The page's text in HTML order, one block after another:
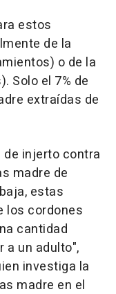
estos
de la
o de la
Solo el 7% de
extraídas de
injerto contra
madre de
estas
los cordones
cantidad
a un adulto",
investiga la
madre en el